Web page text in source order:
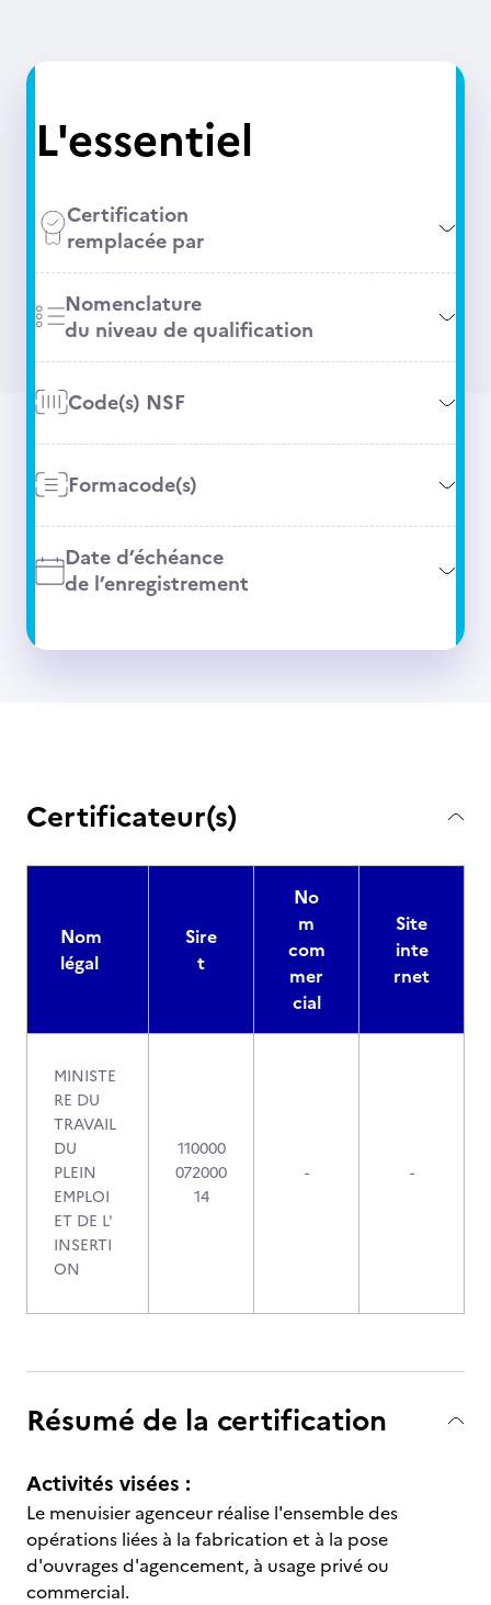
L'essentiel
Certification
remplacée par
Nomenclature
du niveau de qualification
Code(s) NSF
Formacode(s)
Date d’échéance
de l’enregistrement
Certificateur(s)
Nom
légal
Sire
t
No
m
com
mer
cial
Site
inte
rnet
MINISTE
RE DU
TRAVAIL
DU
PLEIN
EMPLOI
ET DE L'
INSERTI
ON
110000
072000
14
- -
Résumé de la certification
Activités visées :
Le menuisier agenceur réalise l'ensemble des
opérations liées à la fabrication et à la pose
d'ouvrages d'agencement, à usage privé ou
commercial.